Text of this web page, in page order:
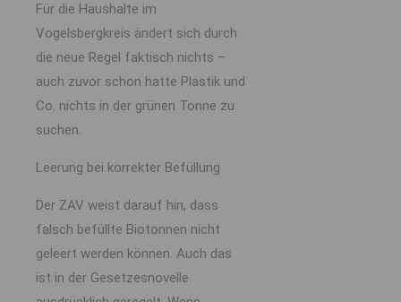
Für die Haushalte im
Vogelsbergkreis ändert sich durch
die neue Regel faktisch nichts –
auch zuvor schon hatte Plastik und
Co. nichts in der grünen Tonne zu
suchen.
Leerung bei korrekter Befüllung
Der ZAV weist darauf hin, dass
falsch befüllte Biotonnen nicht
geleert werden können. Auch das
ist in der Gesetzesnovelle